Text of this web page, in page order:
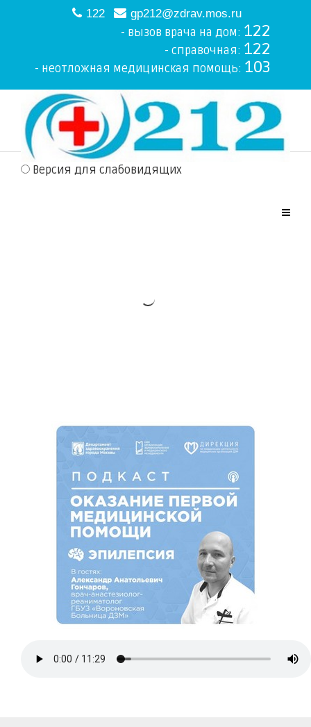
122 gp212@zdrav.mos.ru
- вызов врача на дом: 122
- справочная: 122
- неотложная медицинская помощь: 103
Версия для слабовидящих